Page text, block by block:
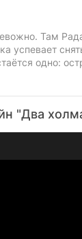
Там
успевает
одно:
"Два